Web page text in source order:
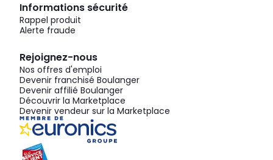
Informations sécurité
Rappel produit
Alerte fraude
Rejoignez-nous
Nos offres d'emploi
Devenir franchisé Boulanger
Devenir affilié Boulanger
Découvrir la Marketplace
Devenir vendeur sur la Marketplace